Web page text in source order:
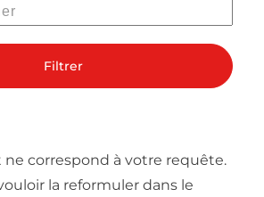
Filtrer
correspond à votre requête.
la reformuler dans le